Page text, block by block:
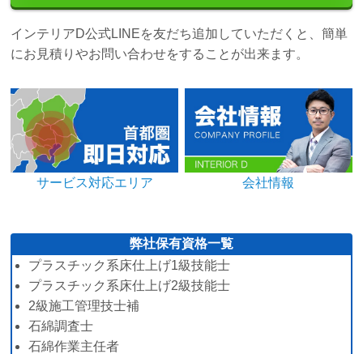
インテリアD公式LINEを友だち追加していただくと、簡単
にお見積りやお問い合わせをすることが出来ます。
サービス対応エリア 会社情報
弊社保有資格一覧
プラスチック系床仕上げ1級技能士
プラスチック系床仕上げ2級技能士
2級施工管理技士補
石綿調査士
石綿作業主任者